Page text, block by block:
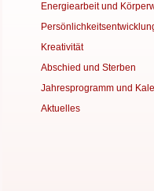
Energiearbeit und
Kreativität
Abschied und Sterben
Jahresprogramm und
Aktuelles